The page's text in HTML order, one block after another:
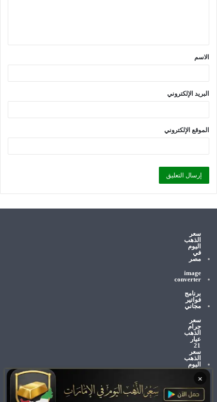
×
ق
*الاسم
البريد الإلكتروني
الموقع الإلكتروني
سعر
الذهب
اليوم
في
مصر
image
converter
برنامج
فواتير
مجاني
سعر
جرام
الذهب
عيار
21
سعر
الذهب
اليوم
وظائف
اليوم